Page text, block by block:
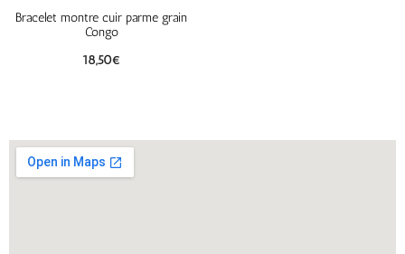
Bracelet montre cuir parme grain
Congo
18,50€